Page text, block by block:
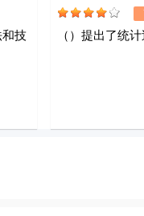
技
（）提出了统